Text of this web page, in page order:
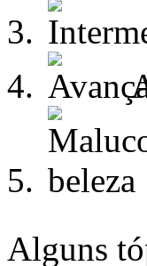
Alguns